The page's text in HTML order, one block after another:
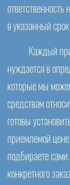
в указанный
Каждый
нуждается в
которые мы
средствам
готовы
приемлемой
подбираете
конкретного